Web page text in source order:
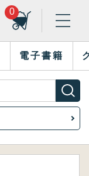
0
電子書籍